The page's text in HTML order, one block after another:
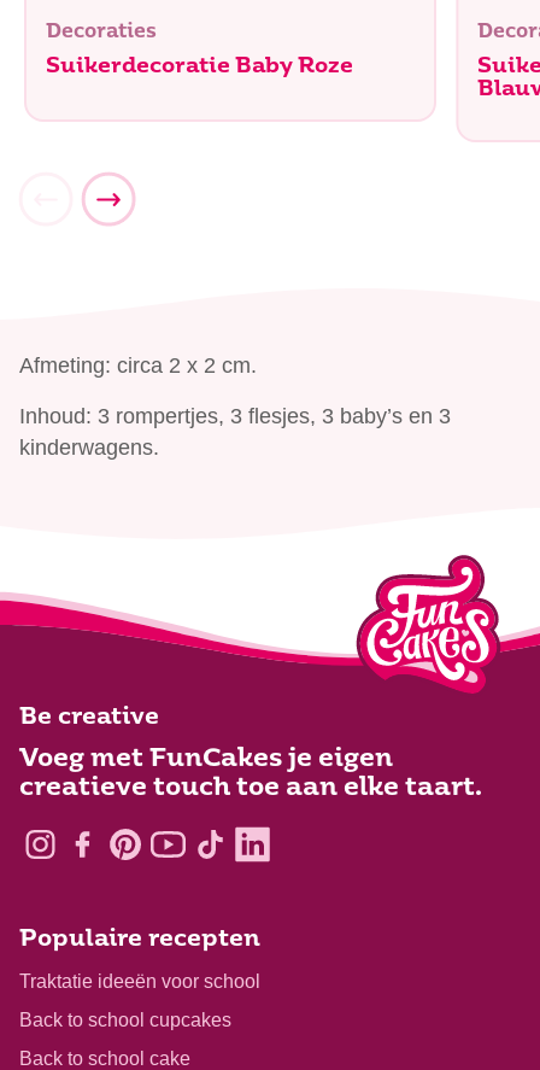
Decoraties
Suikerdecoratie Baby Roze
Afmeting: circa 2 x 2 cm.
Inhoud: 3 rompertjes, 3 flesjes, 3 baby’s en 3
kinderwagens.
Be creative
Voeg met FunCakes je eigen
creatieve touch toe aan elke taart.
Populaire recepten
Traktatie ideeën voor school
Back to school cupcakes
Back to school cake